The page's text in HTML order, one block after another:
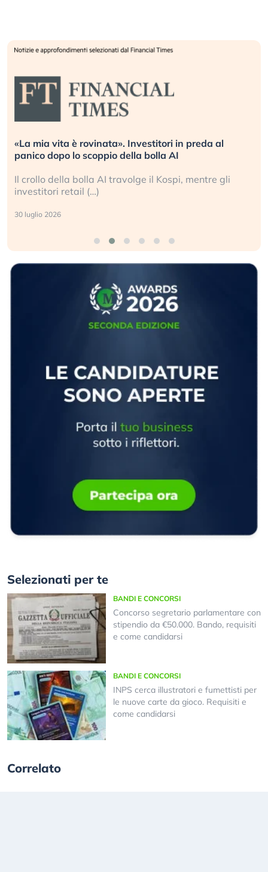
«La mia vita è rovinata». Investitori in preda al
panico dopo lo scoppio della bolla AI
Il crollo della bolla AI travolge il Kospi, mentre gli
investitori retail (…)
30 luglio 2026
Selezionati per te
BANDI E CONCORSI
Concorso segretario parlamentare con
stipendio da €50.000. Bando, requisiti
e come candidarsi
BANDI E CONCORSI
INPS cerca illustratori e fumettisti per
le nuove carte da gioco. Requisiti e
come candidarsi
Correlato